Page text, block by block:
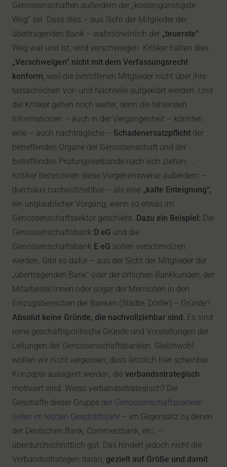
Genossenschaften außerdem der „kostengünstigste
Weg“ sei. Dass dies – aus Sicht der Mitglieder der
übertragenden Bank – wahrscheinlich der „teuerste“
Weg war und ist, wird verschwiegen. Kritiker halten dies
„Verschweigen“ nicht mit dem Verfassungsrecht
konform, weil die betroffenen Mitglieder nicht über ihre
tatsächlichen Vor- und Nachteile aufgeklärt werden. Und
die Kritiker gehen noch weiter, denn die fehlenden
Informationen – auch in der Vergangenheit – könnten
eine – auch nachträgliche – Schadenersatzpflicht der
betreffenden Organe der Genossenschaft und der
betreffenden Prüfungsverbände nach sich ziehen. …
Kritiker bezeichnen diese Vorgehensweise außerdem –
durchaus nachvollziehbar – als eine „kalte Enteignung“,
ein unglaublicher Vorgang, wenn so etwas im
Genossenschaftssektor geschieht. Dazu ein Beispiel: Die
Genossenschaftsbank D eG und die
Genossenschaftsbank E eG sollen verschmolzen
werden. Gibt es dafür – aus der Sicht der Mitglieder der
„übertragenden Bank“ oder der örtlichen Bankkunden, der
Mitarbeiter/innen oder sogar der Menschen in den
Einzugsbereichen der Banken (Städte, Dörfer) – Gründe?
Absolut keine Gründe, die nachvollziehbar sind. Es sind
reine geschäftspolitische Gründe und Vorstellungen der
Leitungen der Genossenschaftsbanken. Gleichwohl
wollen wir nicht vergessen, dass letztlich hier scheinbar
Konzepte ausagiert werden, die verbandsstrategisch
motiviert sind. Wieso verbandsstrategisch? Die
Geschäfte dieser Gruppe der Genossenschaftsbanken
liefen im letzten Geschäftsjahr – im Gegensatz zu denen
der Deutschen Bank, Commerzbank, etc. –
überdurchschnittlich gut. Das hindert jedoch nicht die
Verbandsstrategen daran, gezielt auf Größe und damit